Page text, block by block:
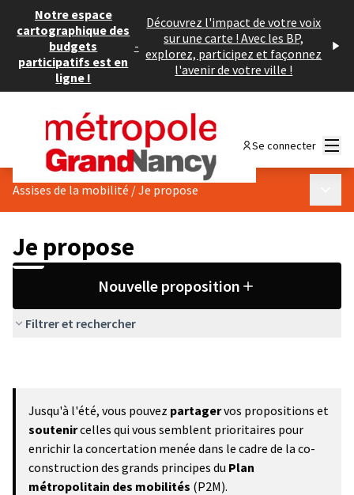
Notre espace
cartographique des
budgets
participatifs est en
ligne !
-
Découvrez l'impact de votre voix
sur une carte ! Avec les BP,
explorez, participez et façonnez
l'avenir de votre ville !
Se connecter
Assises de la mobilité /Je propose
Je propose
Nouvelle proposition
Filtrer et rechercher
Jusqu'à l'été, vous pouvez partagervos propositions et
soutenircelles qui vous semblent prioritaires pour
enrichir la concertation menée dans le cadre de la co-
construction des grands principes du Plan
métropolitain des mobilités (P2M).